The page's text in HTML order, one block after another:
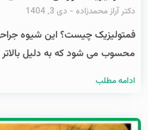
دکتر آراز محمدزاده دی 3, 1404
فمتولیزیک چیست؟ این شیوه
محسوب می شود که به دلیل
ادامه مطلب